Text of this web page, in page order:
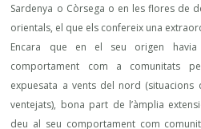
Sardenya o Còrsega o en les flores de
orientals, el que els confereix una
Encara que en el seu origen
comportament com a comunitats
expuesata a vents del nord (situacions
ventejats), bona part de l’àmplia
deu al seu comportament com